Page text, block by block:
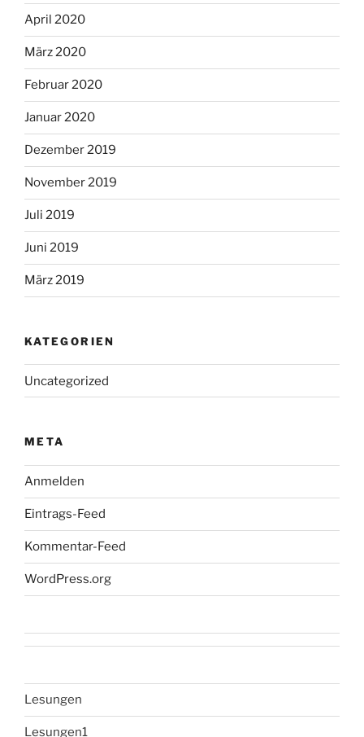
April 2020
März 2020
Februar 2020
Januar 2020
Dezember 2019
November 2019
Juli 2019
Juni 2019
März 2019
KATEGORIEN
Uncategorized
META
Anmelden
Eintrags-Feed
Kommentar-Feed
WordPress.org
Lesungen
Lesungen1